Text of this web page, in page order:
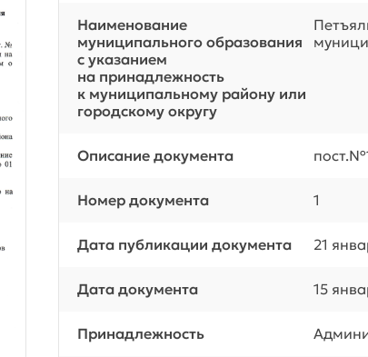
Наименование
муниципального образования
с указанием
на принадлежность
к муниципальному району или
городскому округу
Описание документа
Номер документа 1
Дата публикации документа 21
Дата документа 15
Принадлежность